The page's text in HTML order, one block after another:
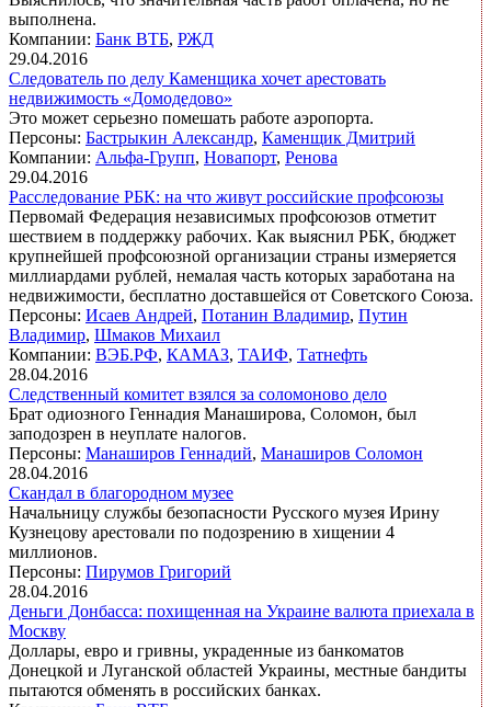
выполнена.
Компании: Банк ВТБ, РЖД
29.04.2016
Следователь по делу Каменщика хочет арестовать
недвижимость «Домодедово»
Это может серьезно помешать работе аэропорта.
Персоны: Бастрыкин Александр, Каменщик Дмитрий
Компании: Альфа-Групп, Новапорт, Ренова
29.04.2016
Расследование РБК: на что живут российские профсоюзы
Первомай Федерация независимых профсоюзов отметит
шествием в поддержку рабочих. Как выяснил РБК, бюджет
крупнейшей профсоюзной организации страны измеряется
миллиардами рублей, немалая часть которых заработана на
недвижимости, бесплатно доставшейся от Советского Союза.
Персоны: Исаев Андрей, Потанин Владимир, Путин
Владимир, Шмаков Михаил
Компании: ВЭБ.РФ, КАМАЗ, ТАИФ, Татнефть
28.04.2016
Следственный комитет взялся за соломоново дело
Брат одиозного Геннадия Манаширова, Соломон, был
заподозрен в неуплате налогов.
Персоны: Манаширов Геннадий, Манаширов Соломон
28.04.2016
Скандал в благородном музее
Начальницу службы безопасности Русского музея Ирину
Кузнецову арестовали по подозрению в хищении 4
миллионов.
Персоны: Пирумов Григорий
28.04.2016
Деньги Донбасса: похищенная на Украине валюта приехала в
Москву
Доллары, евро и гривны, украденные из банкоматов
Донецкой и Луганской областей Украины, местные бандиты
пытаются обменять в российских банках.